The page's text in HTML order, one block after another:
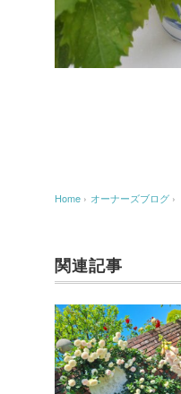
Home › オーナーズブログ ›
関連記事